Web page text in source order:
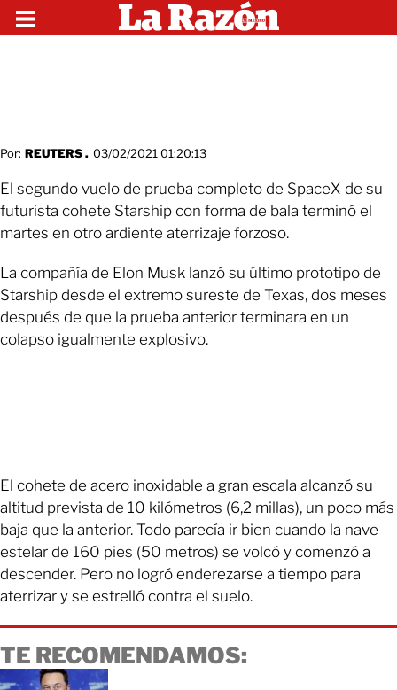
Por: REUTERS . 03/02/2021 01:20:13
El segundo vuelo de prueba completo de SpaceX de su
futurista cohete Starship con forma de bala terminó el
martes en otro ardiente aterrizaje forzoso.
La compañía de Elon Musk lanzó su último prototipo de
Starship desde el extremo sureste de Texas, dos meses
después de que la prueba anterior terminara en un
colapso igualmente explosivo.
El cohete de acero inoxidable a gran escala alcanzó su
altitud prevista de 10 kilómetros (6,2 millas), un poco más
baja que la anterior. Todo parecía ir bien cuando la nave
estelar de 160 pies (50 metros) se volcó y comenzó a
descender. Pero no logró enderezarse a tiempo para
aterrizar y se estrelló contra el suelo.
TE RECOMENDAMOS: